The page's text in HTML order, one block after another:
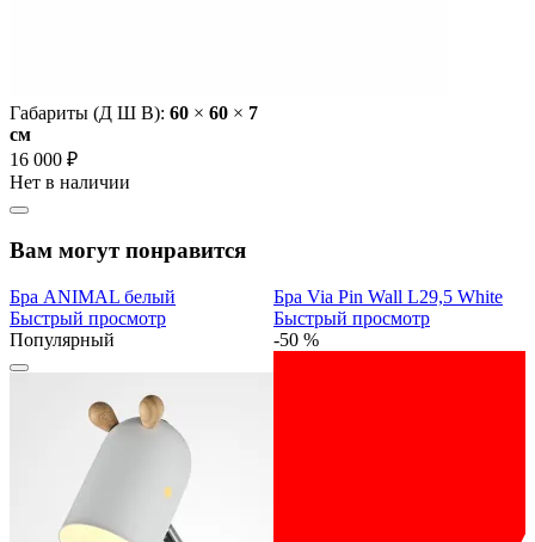
Габариты (Д Ш В): 60 × 60 × 7
cм
16 000 ₽
Нет в наличии
Вам могут понравится
Бра ANIMAL белый
Быстрый просмотр
Популярный
Бра Via Pin Wall L29,5 White
Быстрый просмотр
-50 %